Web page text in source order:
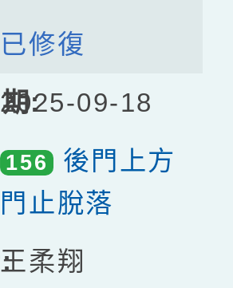
已修復
2025-09-18
156
後門上方
門止脫落
王柔翔